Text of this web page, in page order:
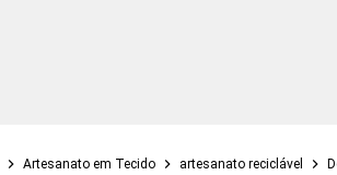
Artesanato em Tecido artesanato reciclável